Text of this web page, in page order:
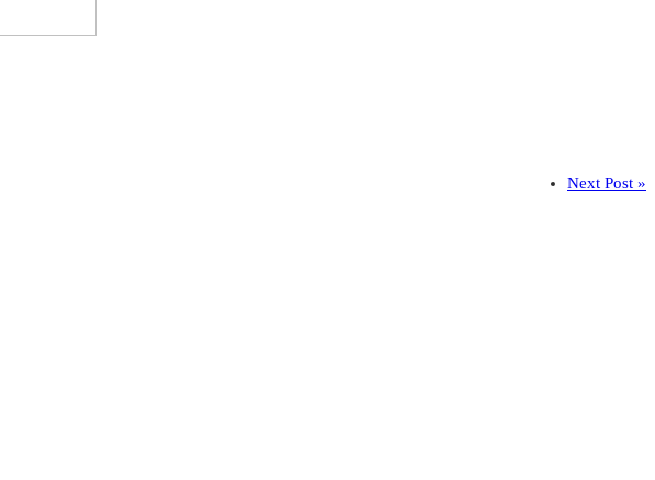
Next Post »